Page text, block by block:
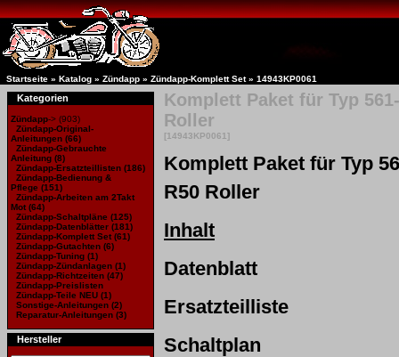
Startseite » Katalog » Zündapp » Zündapp-Komplett Set» 14943KP0061
Kategorien
Zündapp-> (903)
Zündapp-Original-
Anleitungen (66)
Zündapp-Gebrauchte
Anleitung (8)
Zündapp-Ersatzteillisten (186)
Zündapp-Bedienung &
Pflege (151)
Zündapp-Arbeiten am 2Takt
Mot (64)
Zündapp-Schaltpläne (125)
Zündapp-Datenblätter (181)
Zündapp-Komplett Set (61)
Zündapp-Gutachten (6)
Zündapp-Tuning (1)
Zündapp-Zündanlagen (1)
Zündapp-Richtzeiten (47)
Zündapp-Preislisten
Zündapp-Teile NEU (1)
Sonstige-Anleitungen (2)
Reparatur-Anleitungen (3)
Hersteller
Komplett Paket für Typ
Roller
[14943KP0061]
Komplett Paket für Typ
R50 Roller
Inhalt
Datenblatt
Ersatzteilliste
Schaltplan